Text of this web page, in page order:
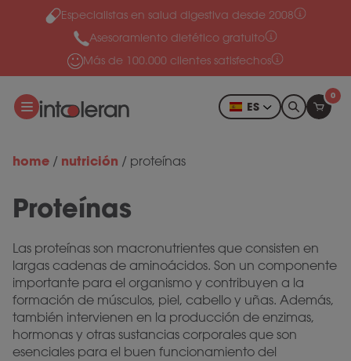
Ir al contenido
Especialistas en salud digestiva desde 2008
Asesoramiento dietético gratuito
Más de 100.000 clientes satisfechos
ES
0
home / nutrición / proteínas
Proteínas
Las proteínas son macronutrientes que consisten en
largas cadenas de aminoácidos. Son un componente
importante para el organismo y contribuyen a la
formación de músculos, piel, cabello y uñas. Además,
también intervienen en la producción de enzimas,
hormonas y otras sustancias corporales que son
esenciales para el buen funcionamiento del